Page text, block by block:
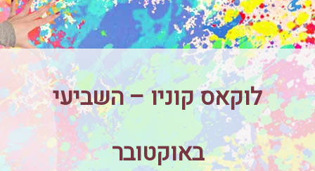
לוקאס קוניו – השביעי
באוקטובר